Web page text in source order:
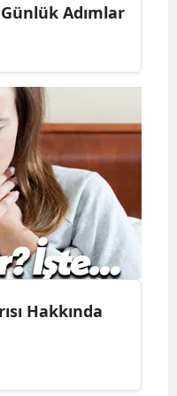
Günlük Adımlar
Hakkında